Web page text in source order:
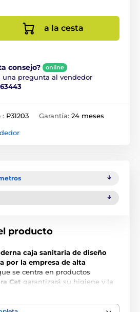
a la cesta
consejo? online
una pregunta al vendedor
: P31203 Garantía: 24 meses
producto
caja sanitaria de diseño
por la empresa de alta
se centra en productos
Cat garantizará su higiene y la